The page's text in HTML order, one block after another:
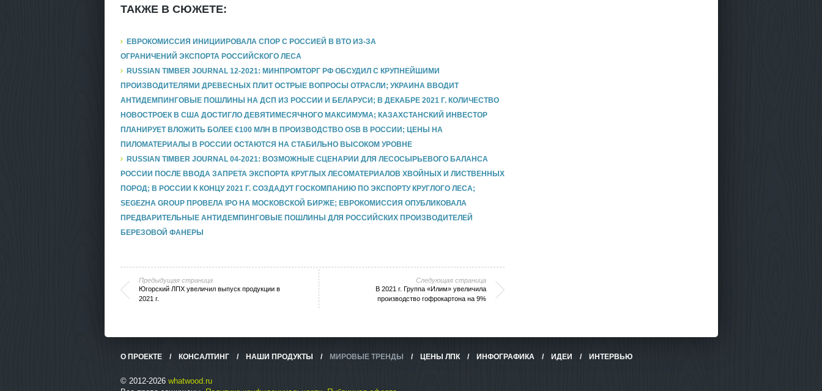
ТАКЖЕ В СЮЖЕТЕ:
ЕВРОКОМИССИЯ ИНИЦИИРОВАЛА СПОР С РОССИЕЙ В ВТО ИЗ-ЗА
ОГРАНИЧЕНИЙ ЭКСПОРТА РОССИЙСКОГО ЛЕСА
RUSSIAN TIMBER JOURNAL 12-2021: МИНПРОМТОРГ РФ ОБСУДИЛ С КРУПНЕЙШИМИ
ПРОИЗВОДИТЕЛЯМИ ДРЕВЕСНЫХ ПЛИТ ОСТРЫЕ ВОПРОСЫ ОТРАСЛИ; УКРАИНА ВВОДИТ
АНТИДЕМПИНГОВЫЕ ПОШЛИНЫ НА ДСП ИЗ РОССИИ И БЕЛАРУСИ; В ДЕКАБРЕ 2021 Г. КОЛИЧЕСТВО
НОВОСТРОЕК В США ДОСТИГЛО ДЕВЯТИМЕСЯЧНОГО МАКСИМУМА; КАЗАХСТАНСКИЙ ИНВЕСТОР
ПЛАНИРУЕТ ВЛОЖИТЬ БОЛЕЕ €100 МЛН В ПРОИЗВОДСТВО OSB В РОССИИ; ЦЕНЫ НА
ПИЛОМАТЕРИАЛЫ В РОССИИ ОСТАЮТСЯ НА СТАБИЛЬНО ВЫСОКОМ УРОВНЕ
RUSSIAN TIMBER JOURNAL 04-2021: ВОЗМОЖНЫЕ СЦЕНАРИИ ДЛЯ ЛЕСОСЫРЬЕВОГО БАЛАНСА
РОССИИ ПОСЛЕ ВВОДА ЗАПРЕТА ЭКСПОРТА КРУГЛЫХ ЛЕСОМАТЕРИАЛОВ ХВОЙНЫХ И ЛИСТВЕННЫХ
ПОРОД; В РОССИИ К КОНЦУ 2021 Г. СОЗДАДУТ ГОСКОМПАНИЮ ПО ЭКСПОРТУ КРУГЛОГО ЛЕСА;
SEGEZHA GROUP ПРОВЕЛА IPO НА МОСКОВСКОЙ БИРЖЕ; ЕВРОКОМИССИЯ ОПУБЛИКОВАЛА
ПРЕДВАРИТЕЛЬНЫЕ АНТИДЕМПИНГОВЫЕ ПОШЛИНЫ ДЛЯ РОССИЙСКИХ ПРОИЗВОДИТЕЛЕЙ
БЕРЕЗОВОЙ ФАНЕРЫ
Предыдущая страница
Югорский ЛПХ увеличил выпуск продукции в
2021 г.
Следующая страница
В 2021 г. Группа «Илим» увеличила
производство гофрокартона на 9%
О ПРОЕКТЕ/ КОНСАЛТИНГ/ НАШИ ПРОДУКТЫ / МИРОВЫЕ ТРЕНДЫ / ЦЕНЫ ЛПК/ ИНФОГРАФИКА/ ИДЕИ / ИНТЕРВЬЮ
© 2012-2026 whatwood.ru